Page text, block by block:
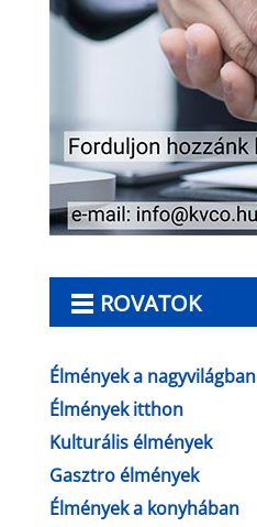
ROVATOK
Élmények a nagyvilágban
Élmények itthon
Kulturális élmények
Gasztro élmények
Élmények a konyhában